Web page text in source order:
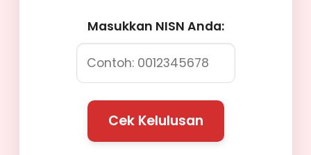
Masukkan NISN Anda:
Cek Kelulusan